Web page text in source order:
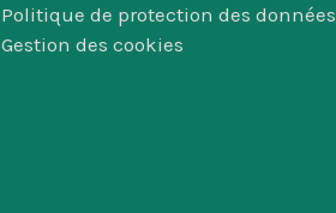
Politique de protection des données
Gestion des cookies